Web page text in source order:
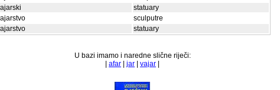
statuary
sculputre
statuary
U bazi imamo i naredne slične riječi:
afar jar vajar